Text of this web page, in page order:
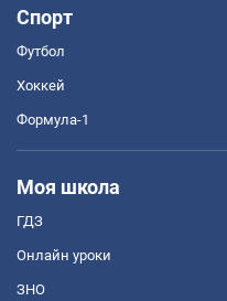
Спорт
Футбол
Хоккей
Формула-1
Моя школа
ГДЗ
Онлайн уроки
ЗНО